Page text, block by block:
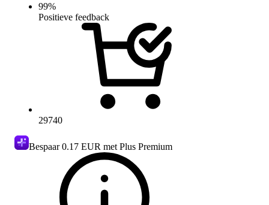
99%
Positieve feedback
29740
Bespaar0.17 EUR met Plus Premium